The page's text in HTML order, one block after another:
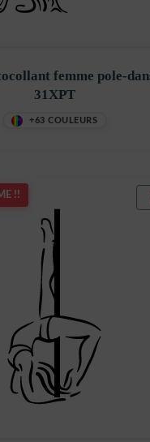
femme pole-
31XPT
+63 COULEURS
!!